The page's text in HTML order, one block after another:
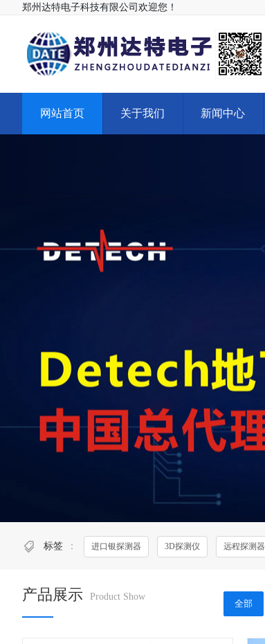
郑州达特电子科技有限公司欢迎您！
网站首页 关于我们 新闻中心
标签 ： 进口银探测器 3D探测仪 远程探测器
产品展示 Product Show
全部